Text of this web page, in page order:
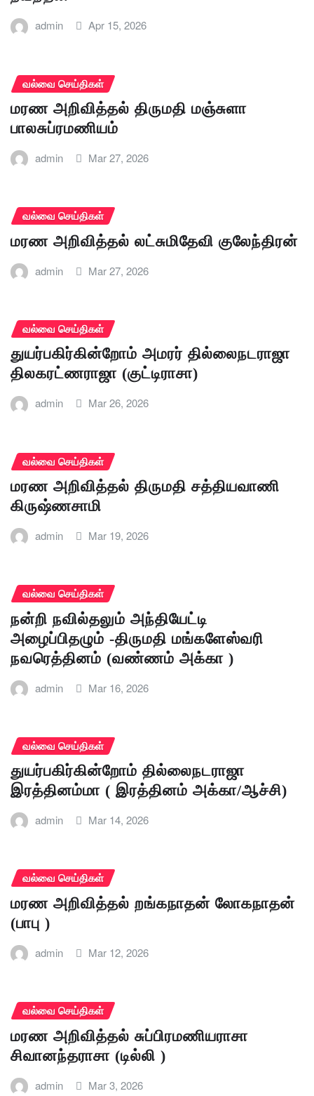
admin Apr 15, 2026
வல்வை செய்திகள்
மரண அறிவித்தல் திருமதி மஞ்சுளா
பாலசுப்ரமணியம்
admin Mar 27, 2026
வல்வை செய்திகள்
மரண அறிவித்தல் லட்சுமிதேவி குலேந்திரன்
admin Mar 27, 2026
வல்வை செய்திகள்
துயர்பகிர்கின்றோம் அமரர் தில்லைநடராஜா
திலகரட்ணராஜா (குட்டிராசா)
admin Mar 26, 2026
வல்வை செய்திகள்
மரண அறிவித்தல் திருமதி சத்தியவாணி
கிருஷ்ணசாமி
admin Mar 19, 2026
வல்வை செய்திகள்
நன்றி நவில்தலும் அந்தியேட்டி
அழைப்பிதழும் -திருமதி மங்களேஸ்வரி
நவரெத்தினம் (வண்ணம் அக்கா )
admin Mar 16, 2026
வல்வை செய்திகள்
துயர்பகிர்கின்றோம் தில்லைநடராஜா
இரத்தினம்மா ( இரத்தினம் அக்கா/ஆச்சி)
admin Mar 14, 2026
வல்வை செய்திகள்
மரண அறிவித்தல் றங்கநாதன் லோகநாதன்
(பாபு )
admin Mar 12, 2026
வல்வை செய்திகள்
மரண அறிவித்தல் சுப்பிரமணியராசா
சிவானந்தராசா (டில்லி )
admin Mar 3, 2026